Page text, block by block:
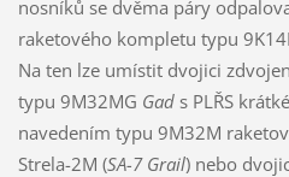
nosníků se dvěma páry
raketového kompletu typu
Na ten lze umístit dvojici
typu 9M32MG Gads PLŘS
navedením typu 9M32M
Strela-2M (SA-7 Grail) nebo